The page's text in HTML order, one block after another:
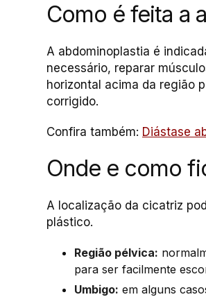
Como é feita a
A abdominoplastia é
necessário, reparar
horizontal acima da região
corrigido.
Confira também: Diástase
Onde e como
A localização da cicatriz
plástico.
Região pélvica:
para ser facilmente
Umbigo: em alguns